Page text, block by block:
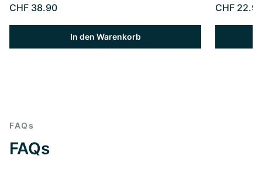
CHF 38.90
In den Warenkorb
CHF
FAQs
FAQs